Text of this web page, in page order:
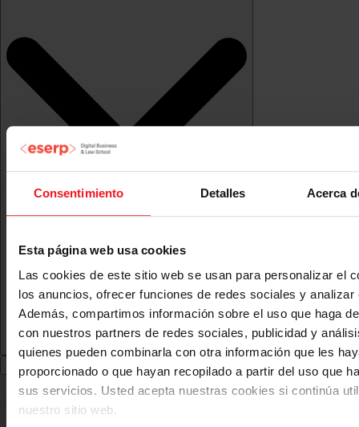
Consentimiento Detalles Acerca
Esta página web usa cookies
Las cookies de este sitio web se usan para personalizar el
los anuncios, ofrecer funciones de redes sociales y analizar
Además, compartimos información sobre el uso que haga
con nuestros partners de redes sociales, publicidad y
quienes pueden combinarla con otra información que les
proporcionado o que hayan recopilado a partir del uso que
sus servicios. Usted acepta nuestras cookies si continúa
nuestro sitio web.